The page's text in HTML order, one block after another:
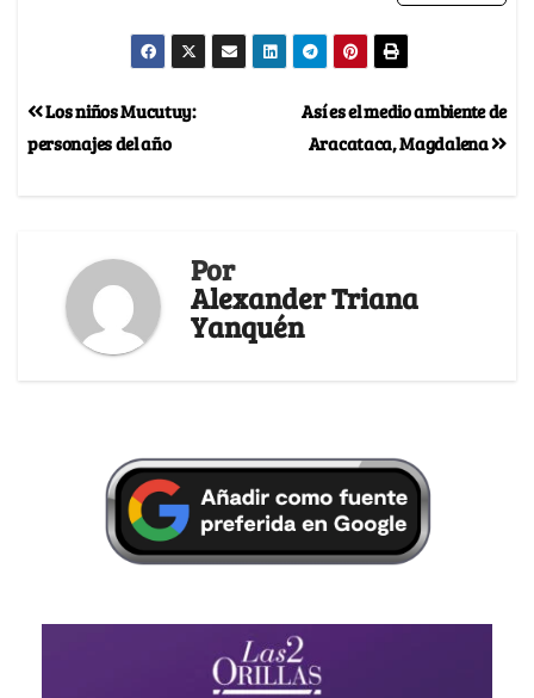
Así es el medio ambiente de
Aracataca, Magdalena
Los niños Mucutuy:
personajes del año
Por
Alexander Triana
Yanquén